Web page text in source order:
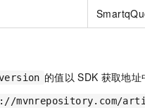
的值以 SDK 获取地址
mvnrepository.com/